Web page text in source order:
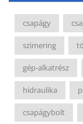
csapágy
szimering
gép-alkatrész
hidraulika
csapágybolt